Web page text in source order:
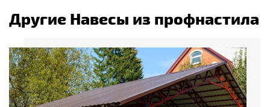
Другие Навесы из профнастила